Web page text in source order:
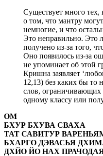
Существует много
о том, что мантру
немногие, и что
Это неправильно. Это
получено из-за того,
Оно появилось из-за
не упоминает об этой
Кришна заявляет
12,13) без каких бы
слов,
одному классу или
ОМ
БХУР БХУВА СВАХА
ТАТ САВИТУР
БХАРГО ДЭВАСЬЯ
ДХЙО ЙО НАХ